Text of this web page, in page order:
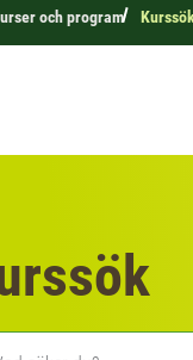
och program
sökning